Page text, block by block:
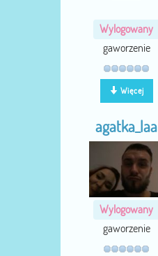
Wylogowany
gaworzenie
Więcej
agatka_laa
Wylogowany
gaworzenie